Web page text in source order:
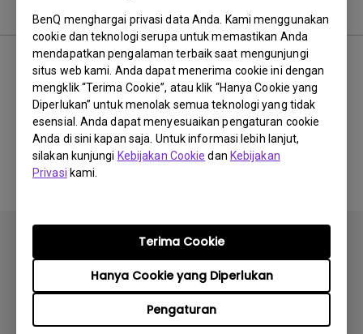
BenQ menghargai privasi data Anda. Kami menggunakan
cookie dan teknologi serupa untuk memastikan Anda
mendapatkan pengalaman terbaik saat mengunjungi
situs web kami. Anda dapat menerima cookie ini dengan
mengklik “Terima Cookie”, atau klik “Hanya Cookie yang
Diperlukan” untuk menolak semua teknologi yang tidak
esensial. Anda dapat menyesuaikan pengaturan cookie
Anda di sini kapan saja. Untuk informasi lebih lanjut,
silakan kunjungi Kebijakan Cookie dan Kebijakan
Privasi kami.
Pengaturan
Hanya Cookie yang Diperlukan
Terima Cookie
0 hasil Terbaru
Tidak ada video terkait
Berlangganan